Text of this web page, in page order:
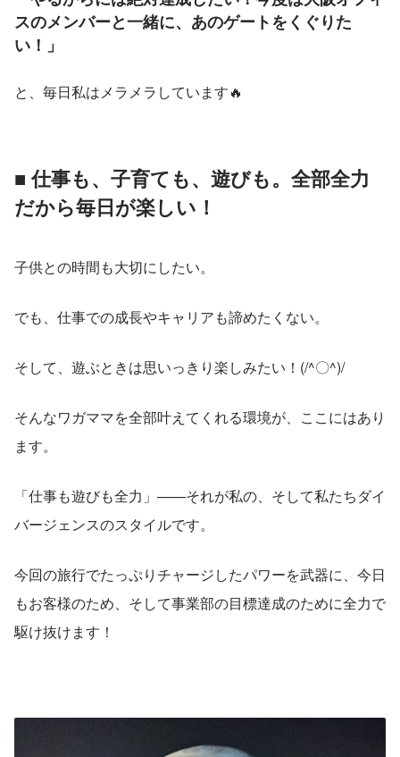
スのメンバーと一緒に、あのゲートをくぐりた
い！」
と、毎日私はメラメラしています🔥
■ 仕事も、子育ても、遊びも。全部全力
だから毎日が楽しい！
子供との時間も大切にしたい。
でも、仕事での成長やキャリアも諦めたくない。
そして、遊ぶときは思いっきり楽しみたい！(/^〇^)/
そんなワガママを全部叶えてくれる環境が、ここにはあり
ます。
「仕事も遊びも全力」——それが私の、そして私たちダイ
バージェンスのスタイルです。
今回の旅行でたっぷりチャージしたパワーを武器に、今日
もお客様のため、そして事業部の目標達成のために全力で
駆け抜けます！